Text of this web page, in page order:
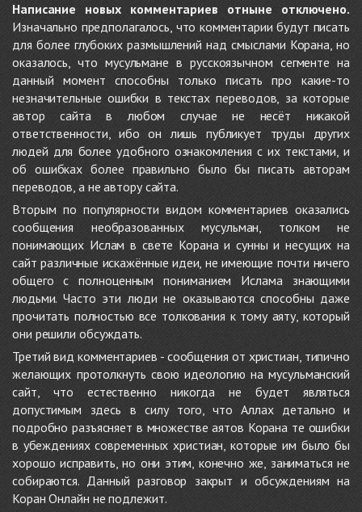
Написание новых комментариев отныне отключено.
Изначально предполагалось, что комментарии будут писать
для более глубоких размышлений над смыслами Корана, но
оказалось, что мусульмане в русскоязычном сегменте на
данный момент способны только писать про какие-то
незначительные ошибки в текстах переводов, за которые
автор сайта в любом случае не несёт никакой
ответственности, ибо он лишь публикует труды других
людей для более удобного ознакомления с их текстами, и
об ошибках более правильно было бы писать авторам
переводов, а не автору сайта.
Вторым по популярности видом комментариев оказались
сообщения необразованных мусульман, толком не
понимающих Ислам в свете Корана и сунны и несущих на
сайт различные искажённые идеи, не имеющие почти ничего
общего с полноценным пониманием Ислама знающими
людьми. Часто эти люди не оказываются способны даже
прочитать полностью все толкования к тому аяту, который
они решили обсуждать.
Третий вид комментариев - сообщения от христиан, типично
желающих протолкнуть свою идеологию на мусульманский
сайт, что естественно никогда не будет являться
допустимым здесь в силу того, что Аллах детально и
подробно разъясняет в множестве аятов Корана те ошибки
в убеждениях современных христиан, которые им было бы
хорошо исправить, но они этим, конечно же, заниматься не
собираются. Данный разговор закрыт и обсуждениям на
Коран Онлайн не подлежит.